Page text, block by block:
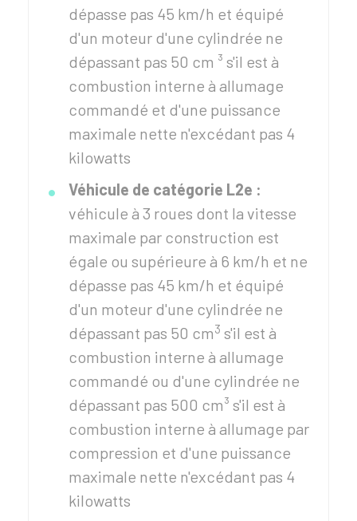
dépasse pas 45 km/h et équipé
d'un moteur d'une cylindrée ne
dépassant pas 50 cm ³ s'il est à
combustion interne à allumage
commandé et d'une puissance
maximale nette n'excédant pas 4
kilowatts
Véhicule de catégorie L2e :
véhicule à 3 roues dont la vitesse
maximale par construction est
égale ou supérieure à 6 km/h et ne
dépasse pas 45 km/h et équipé
d'un moteur d'une cylindrée ne
dépassant pas 50 cm3 s'il est à
combustion interne à allumage
commandé ou d'une cylindrée ne
dépassant pas 500 cm³ s'il est à
combustion interne à allumage par
compression et d'une puissance
maximale nette n'excédant pas 4
kilowatts